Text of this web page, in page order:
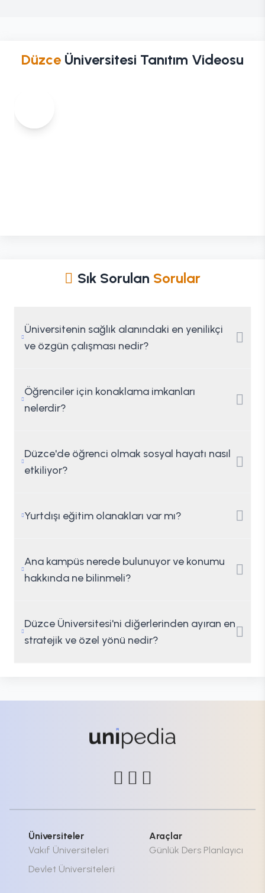
Düzce Üniversitesi Tanıtım Videosu
Sık Sorulan Sorular
Üniversitenin sağlık alanındaki en yenilikçi
ve özgün çalışması nedir?
Öğrenciler için konaklama imkanları
nelerdir?
Düzce'de öğrenci olmak sosyal hayatı nasıl
etkiliyor?
Yurtdışı eğitim olanakları var mı?
Ana kampüs nerede bulunuyor ve konumu
hakkında ne bilinmeli?
Düzce Üniversitesi'ni diğerlerinden ayıran en
stratejik ve özel yönü nedir?
Üniversiteler
Vakıf Üniversiteleri
Devlet Üniversiteleri
Araçlar
Günlük Ders Planlayıcı